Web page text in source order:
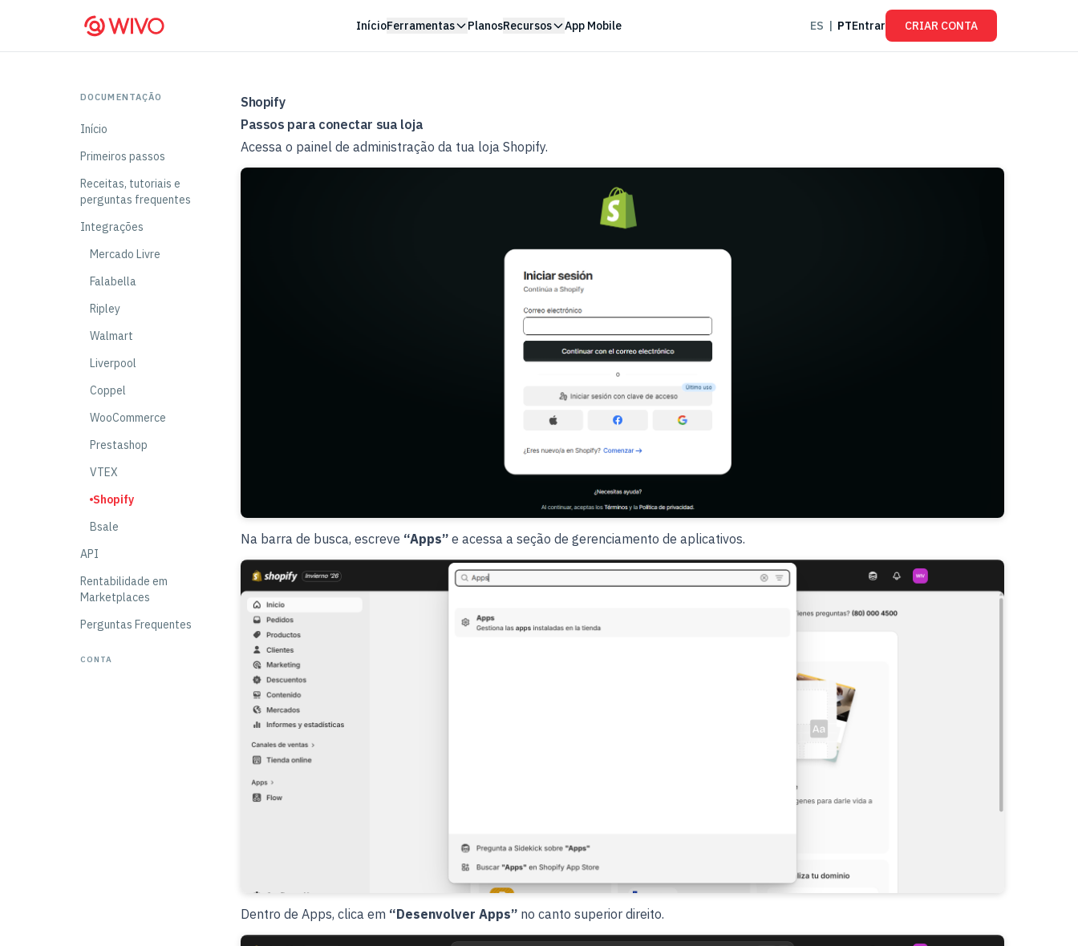
InícioFerramentas PlanosRecursos App Mobile ES | PTEntrar CRIAR CONTA
DOCUMENTAÇÃO
Início
Primeiros passos
Receitas, tutoriais e
perguntas frequentes
Integrações
Mercado Livre
Falabella
Ripley
Walmart
Liverpool
Coppel
WooCommerce
Prestashop
VTEX
Shopify
Bsale
API
Rentabilidade em
Marketplaces
Perguntas Frequentes
CONTA
Shopify
Passos para conectar sua loja
Acessa o painel de administração da tua loja Shopify.
Na barra de busca, escreve “Apps” e acessa a seção de gerenciamento de aplicativos.
Dentro de Apps, clica em “Desenvolver Apps” no canto superior direito.